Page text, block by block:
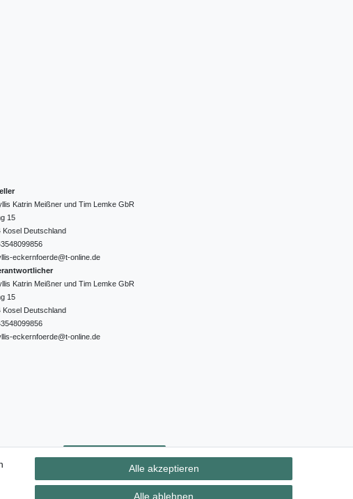
Katrin Meißner und Tim Lemke GbR
15
Kosel Deutschland
eckernfoerde@t-online.de
Katrin Meißner und Tim Lemke GbR
15
Kosel Deutschland
eckernfoerde@t-online.de
Vertrag widerrufen Kontakt
Alle akzeptieren
Alle ablehnen